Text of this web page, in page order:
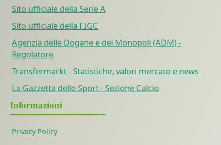
Sito ufficiale della Serie A
Sito ufficiale della FIGC
Agenzia delle Dogane e dei Monopoli (ADM) -
Regolatore
Transfermarkt - Statistiche, valori mercato e news
La Gazzetta dello Sport - Sezione Calcio
Informazioni
Privacy Policy